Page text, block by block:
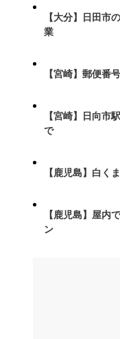
【大分】日田市
業
【宮崎】郵便番
【宮崎】日向市
で
【鹿児島】白く
【鹿児島】屋内
ン